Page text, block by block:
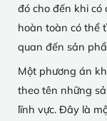
đó cho đến khi có
hoàn toàn có thể
quan đến sản
Một phương án
theo tên những
lĩnh vực. Đây là